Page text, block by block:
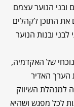
ובני הנוער עצמם
את התוכן לקהלים
ובנות הנוער
של האקדמיה,
הערך האדיר
למנהלת השיווק
לכל מפגש ושהיא